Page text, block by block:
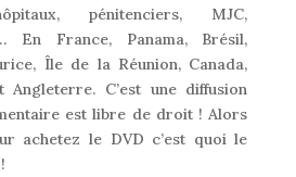
pénitenciers, MJC,
En France, Panama, Brésil,
Île de la Réunion, Canada,
Angleterre. C’est une diffusion
est libre de droit ! Alors
achetez le DVD c’est quoi le